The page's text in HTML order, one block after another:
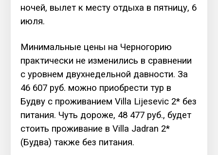
ночей, вылет к месту отдыха в пятницу, 6
июля.
Минимальные цены на Черногорию
практически не изменились в сравнении
с уровнем двухнедельной давности. За
46 607 руб. можно приобрести тур в
Будву с проживанием Villa Lijesevic 2* без
питания. Чуть дороже, 48 477 руб., будет
стоить проживание в Villa Jadran 2*
(Будва) также без питания.